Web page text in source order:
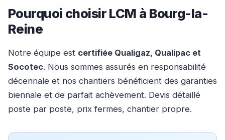
Pourquoi choisir LCM à Bourg-la-
Reine
Notre équipe est certifiée Qualigaz, Qualipac et
Socotec. Nous sommes assurés en responsabilité
décennale et nos chantiers bénéficient des garanties
biennale et de parfait achèvement. Devis détaillé
poste par poste, prix fermes, chantier propre.